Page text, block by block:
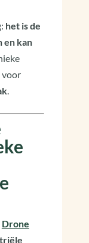
het is de
en kan
voor
.
Drone